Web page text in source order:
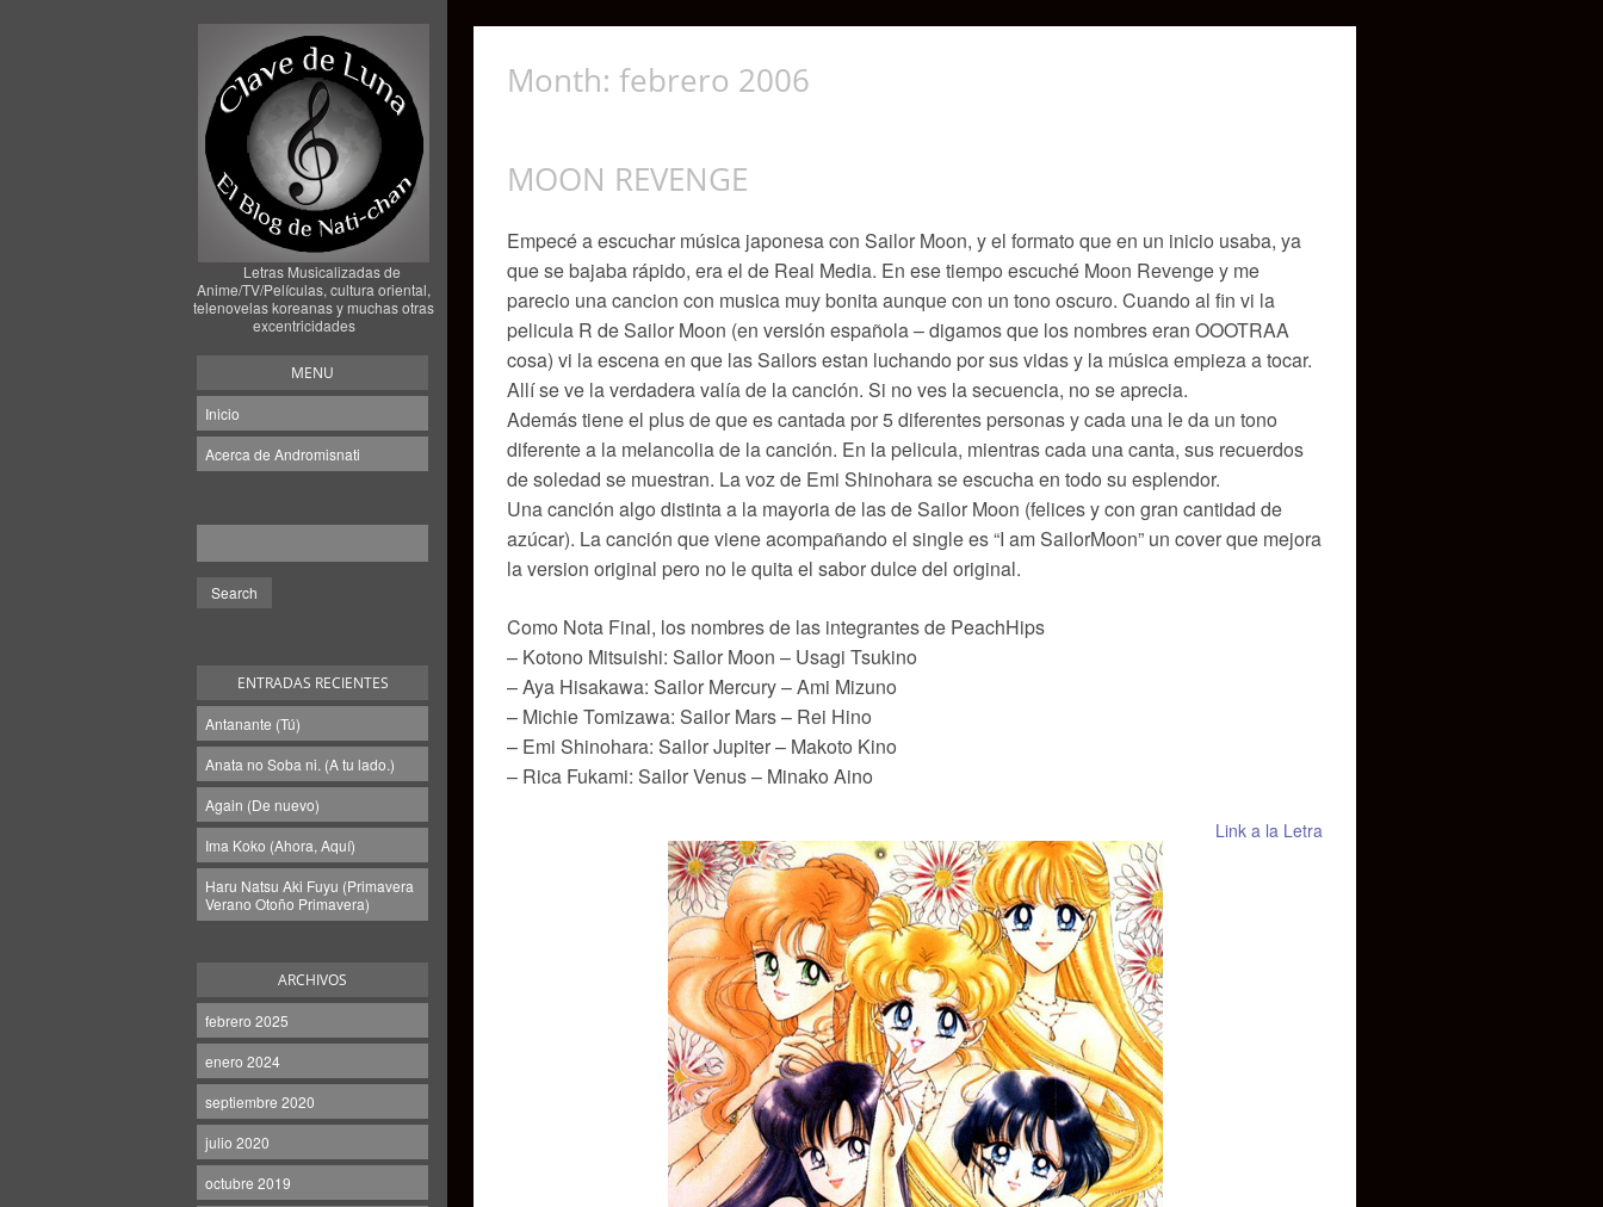
Letras Musicalizadas de
Anime/TV/Películas, cultura oriental,
telenovelas koreanas y muchas otras
excentricidades
MENU
Inicio
Acerca de Andromisnati
ENTRADAS RECIENTES
Antanante (Tú)
Anata no Soba ni. (A tu lado.)
Again (De nuevo)
Ima Koko (Ahora, Aquí)
Haru Natsu Aki Fuyu (Primavera
Verano Otoño Primavera)
ARCHIVOS
febrero 2025
enero 2024
septiembre 2020
julio 2020
octubre 2019
Month: febrero 2006
MOON REVENGE
Empecé a escuchar música japonesa con Sailor Moon, y el formato que en un inicio usaba, ya
que se bajaba rápido, era el de Real Media. En ese tiempo escuché Moon Revenge y me
parecio una cancion con musica muy bonita aunque con un tono oscuro. Cuando al fin vi la
pelicula R de Sailor Moon (en versión española – digamos que los nombres eran OOOTRAA
cosa) vi la escena en que las Sailors estan luchando por sus vidas y la música empieza a tocar.
Allí se ve la verdadera valía de la canción. Si no ves la secuencia, no se aprecia.
Además tiene el plus de que es cantada por 5 diferentes personas y cada una le da un tono
diferente a la melancolia de la canción. En la pelicula, mientras cada una canta, sus recuerdos
de soledad se muestran. La voz de Emi Shinohara se escucha en todo su esplendor.
Una canción algo distinta a la mayoria de las de Sailor Moon (felices y con gran cantidad de
azúcar). La canción que viene acompañando el single es “I am SailorMoon” un cover que mejora
la version original pero no le quita el sabor dulce del original.
Como Nota Final, los nombres de las integrantes de PeachHips
– Kotono Mitsuishi: Sailor Moon – Usagi Tsukino
– Aya Hisakawa: Sailor Mercury – Ami Mizuno
– Michie Tomizawa: Sailor Mars – Rei Hino
– Emi Shinohara: Sailor Jupiter – Makoto Kino
– Rica Fukami: Sailor Venus – Minako Aino
Link a la Letra